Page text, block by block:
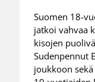
Suomen 18-
jatkoi vahvaa
kisojen
Sudenpennut
joukkoon